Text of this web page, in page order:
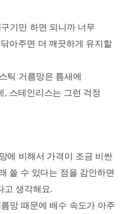
기만 하면 되니까 너무
아주면 더 깨끗하게 유지할
틱 거름망은 틈새에
, 스테인리스는 그런 걱정
에 비해서 가격이 조금 비싼
쓸 수 있다는 점을 감안하면
고 생각해요.
망 때문에 배수 속도가 아주